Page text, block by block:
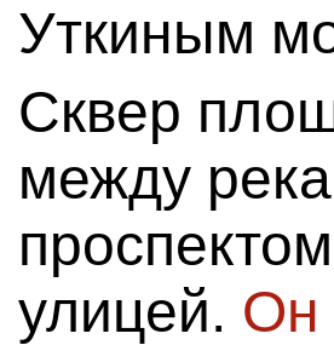
Уткиным
Сквер
между
улицей. Он